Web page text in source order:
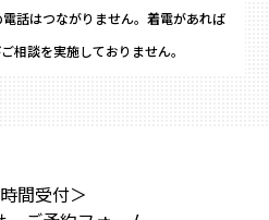
話はつながりません。着電があれば
相談を実施しておりません。
間受付＞